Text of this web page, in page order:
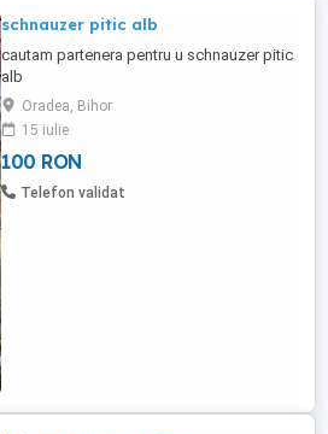
schnauzer pitic alb
cautam partenera pentru u schnauzer pitic
alb
Oradea, Bihor
15 iulie
100 RON
Telefon validat